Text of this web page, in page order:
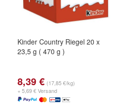
Kinder Country Riegel 20 x
23,5 g ( 470 g )
8,39 € (17,85 €/kg)
+ 5,69 € Versand